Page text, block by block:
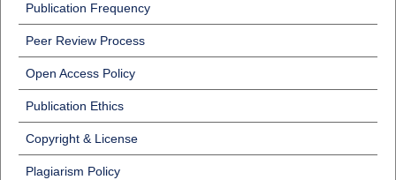
Publication Frequency
Peer Review Process
Open Access Policy
Publication Ethics
Copyright & License
Plagiarism Policy